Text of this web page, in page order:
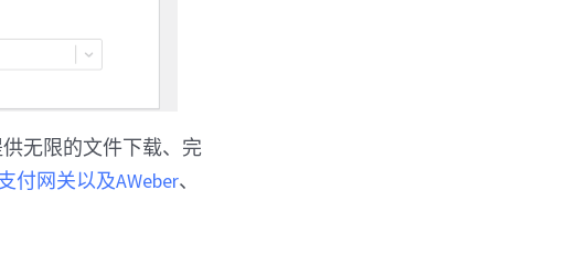
无限的文件下载、完
付网关以及AWeber、